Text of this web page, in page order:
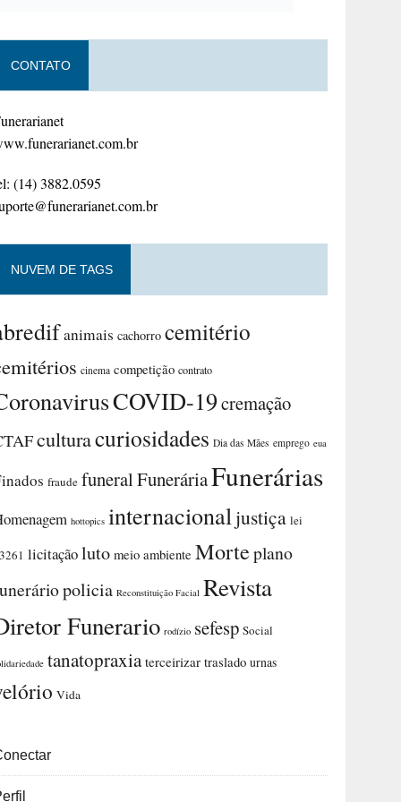
CONTATO
(14) 3882.0595
NUVEM DE TAGS
animais cachorro cemitério
cinema competição contrato
COVID-19cremação
culturacuriosidades Dia das Mães emprego eua
fraude funeralFuneráriaFunerárias
hottopics internacionaljustiça lei
licitaçãoluto meio ambiente Morteplano
policia Reconstituição Facial Revista
Funerario rodízio sefesp Social
tanatopraxia terceirizar traslado urnas
Vida